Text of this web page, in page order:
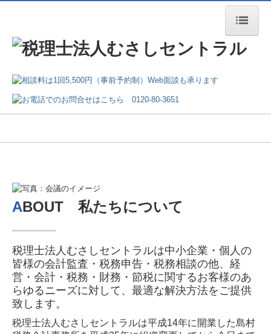
トップページ
会社案内
業務案内
ABOUT 私たちについて
―――
税理士法人むさしセントラルは中小企業・個人の
皆様の会計監査・税務申告・税務相談の他、経
営・会計・税務・財務・節税に関するお客様のあ
らゆるニーズに対して、最適な解決方法をご提供
致します。
税理士法人むさしセントラルは平成14年に開業した島村